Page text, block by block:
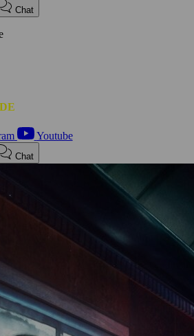
Chat
Youtube
Chat